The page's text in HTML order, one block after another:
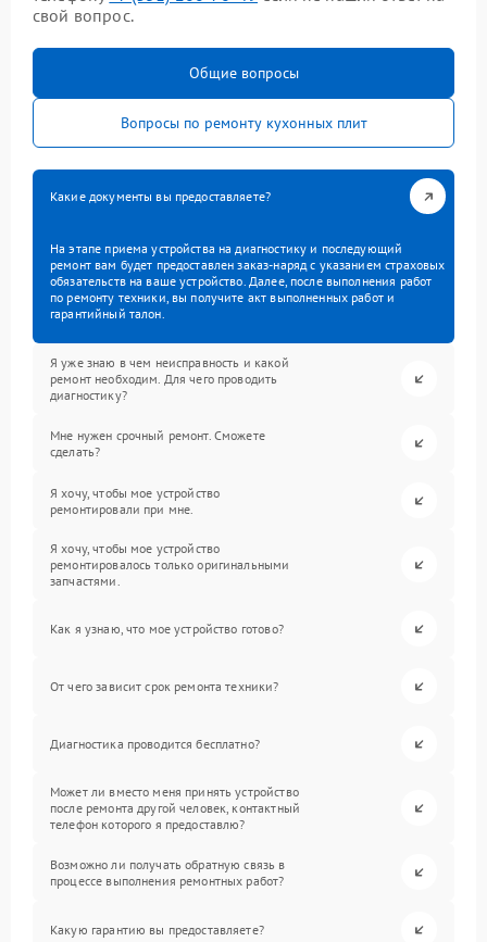
свой вопрос.
Общие вопросы
Вопросы по ремонту кухонных плит
Какие документы вы предоставляете?
На этапе приема устройства на диагностику и последующий
ремонт вам будет предоставлен заказ-наряд с указанием страховых
обязательств на ваше устройство. Далее, после выполнения работ
по ремонту техники, вы получите акт выполненных работ и
гарантийный талон.
Я уже знаю в чем неисправность и какой
ремонт необходим. Для чего проводить
диагностику?
Мне нужен срочный ремонт. Сможете
сделать?
Я хочу, чтобы мое устройство
ремонтировали при мне.
Я хочу, чтобы мое устройство
ремонтировалось только оригинальными
запчастями.
Как я узнаю, что мое устройство готово?
От чего зависит срок ремонта техники?
Диагностика проводится бесплатно?
Может ли вместо меня принять устройство
после ремонта другой человек, контактный
телефон которого я предоставлю?
Возможно ли получать обратную связь в
процессе выполнения ремонтных работ?
Какую гарантию вы предоставляете?